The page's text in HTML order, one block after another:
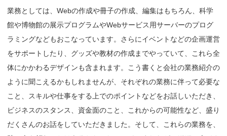
業務としては、Webの作成や冊子の作成、編集はもちろん、科学
館や博物館の展示プログラムやWebサービス用サーバーのプログ
ラミングなどもおこなっています。さらにイベントなどの企画運営
をサポートしたり、グッズや教材の作成までやっていて、これら全
体にかかわるデザインも含まれます。こう書くと会社の業務紹介の
ように聞こえるかもしれませんが、それぞれの業務に伴って必要な
こと、スキルや仕事をする上でのポイントなどをお話しいただき、
ビジネスのスタンス、資金面のこと、これからの可能性など、盛り
だくさんのお話をしていただきました。そして、これらの業務を、